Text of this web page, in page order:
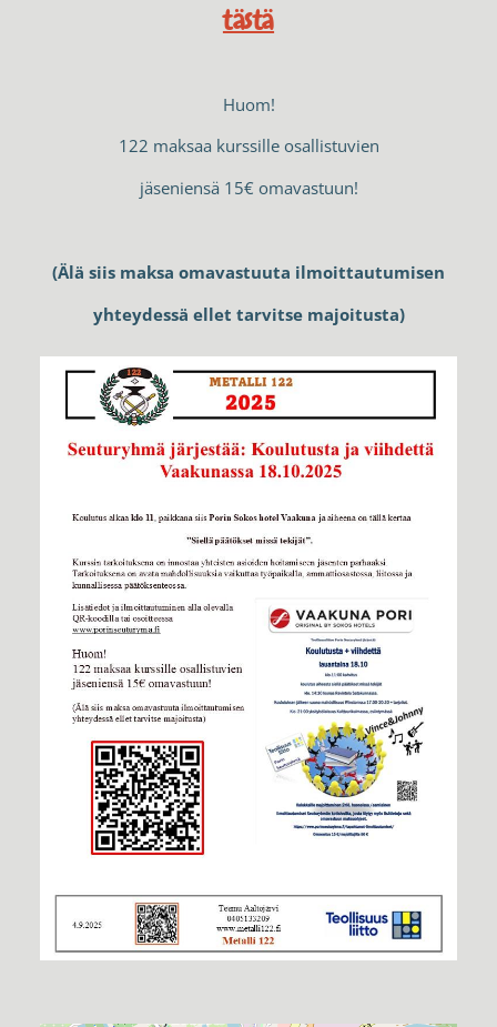
tästä
Huom!
122 maksaa kurssille osallistuvien
jäseniensä 15€ omavastuun!
(Älä siis maksa omavastuuta ilmoittautumisen
yhteydessä ellet tarvitse majoitusta)